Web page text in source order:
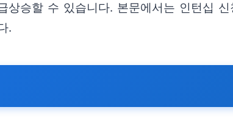
승할 수 있습니다. 본문에서는 인턴십
.